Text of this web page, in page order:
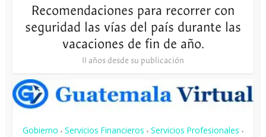
Recomendaciones para recorrer con
seguridad las vías del país durante las
vacaciones de fin de año.
11 años desde su publicación
Gobierno • Servicios Financieros • Servicios Profesionales •